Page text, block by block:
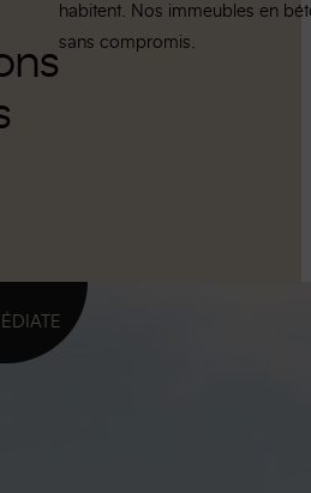
habitent. Nos immeubles en
sans compromis.